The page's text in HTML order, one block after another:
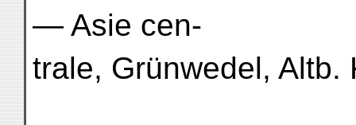
— Asie cen-
trale, Grünwedel, Altb.